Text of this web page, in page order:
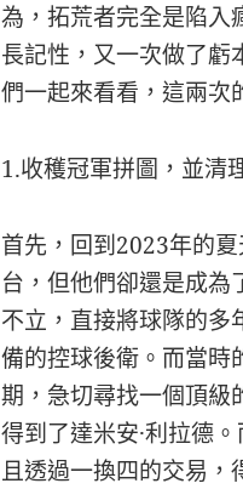
為，拓荒者完全是陷入
長記性，又一次做了虧
們一起來看看，這兩次
1.收穫冠軍拼圖，並清
首先，回到2023年的
台，但他們卻還是成
不立，直接將球隊的多
備的控球後衛。而當時
期，急切尋找一個頂級
得到了達米安·利拉德
且透過一換四的交易，